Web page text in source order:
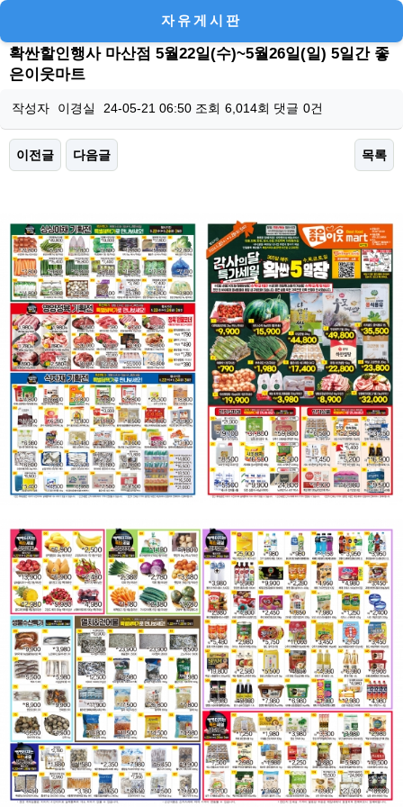
자유게시판
확싼할인행사 마산점 5월22일(수)~5월26일(일) 5일간 좋
은이웃마트
작성자 이경실 24-05-21 06:50조회 6,014회 댓글 0건
이전글 다음글 목록
본문